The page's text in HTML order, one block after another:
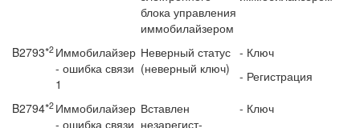
блока управления
иммобилайзером
B2793*2 Иммобилайзер
- ошибка связи
1
Неверный статус
(неверный ключ)
- Ключ
- Регистрация
B2794*2 Иммобилайзер
- ошибка связи
Вставлен
незарегист­
- Ключ